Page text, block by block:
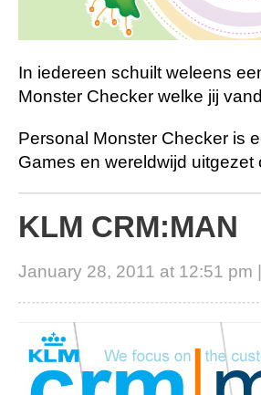
In iedereen schuilt weleens
Monster Checker welke jij
Personal Monster Checker is
Games en wereldwijd
KLM CRM:MAN
January 28, 2011 at 12:51 pm |